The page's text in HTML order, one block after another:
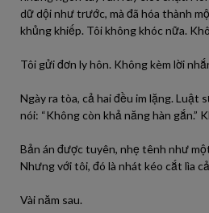
dữ dội như trước, mà đã hóa thành
khủng khiếp. Tôi không khóc nữa.
Tôi gửi đơn ly hôn. Không kèm lời
Ngày ra tòa, cả hai đều im lặng. Luật
nói: “Không còn khả năng hàn gắn.”
Bản án được tuyên, nhẹ tênh như
Nhưng với tôi, đó là nhát kéo cắt lìa
Vài năm sau.